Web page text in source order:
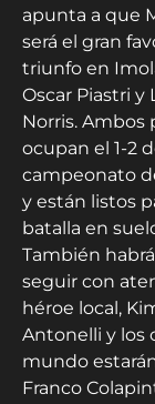
apunta a que
será el gran
triunfo en
Oscar Piastri y
Norris. Ambos
ocupan el 1-2
campeonato
y están listos
batalla en
También
seguir con
héroe local,
Antonelli y los
mundo
Franco